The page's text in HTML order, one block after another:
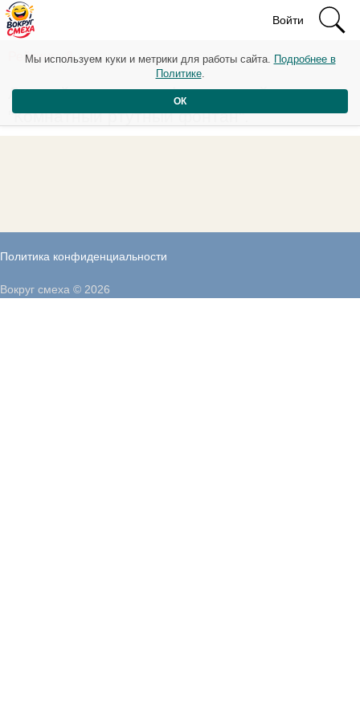
Войти
Рейтинг: -8
Лучший подарок шефу на новый год —
"Комнатный ртутный фонтан".
Политика конфиденциальности
Мы используем куки и метрики для работы сайта. Подробнее в
Политике.
ОК
Вокруг смеха © 2026